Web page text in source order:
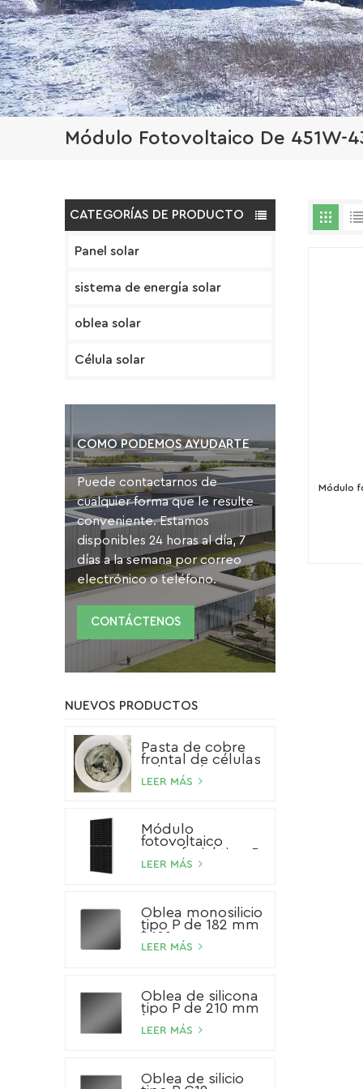
Módulo Fotovoltaico De 451W-
CATEGORÍAS DE PRODUCTO
Panel solar
sistema de energía solar
oblea solar
Célula solar
COMO PODEMOS AYUDARTE
Puede contactarnos de
cualquier forma que le resulte
conveniente. Estamos
disponibles 24 horas al día, 7
días a la semana por correo
electrónico o teléfono.
CONTÁCTENOS
NUEVOS PRODUCTOS
Pasta de cobre
frontal de células
solares de HJT
LEER MÁS
Módulo
fotovoltaico
monofacial tipo P
de 540 W
LEER MÁS
Oblea monosilicio
tipo P de 182 mm
* 182 mm
LEER MÁS
Oblea de silicona
tipo P de 210 mm
* 210 mm
LEER MÁS
Oblea de silicio
Módulo